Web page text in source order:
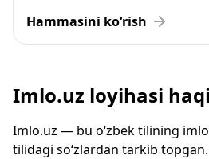
Hammasini ko‘rish
Imlo.uz loyihasi
Imlo.uz — bu o‘zbek tilining imlo
tilidagi so‘zlardan tarkib